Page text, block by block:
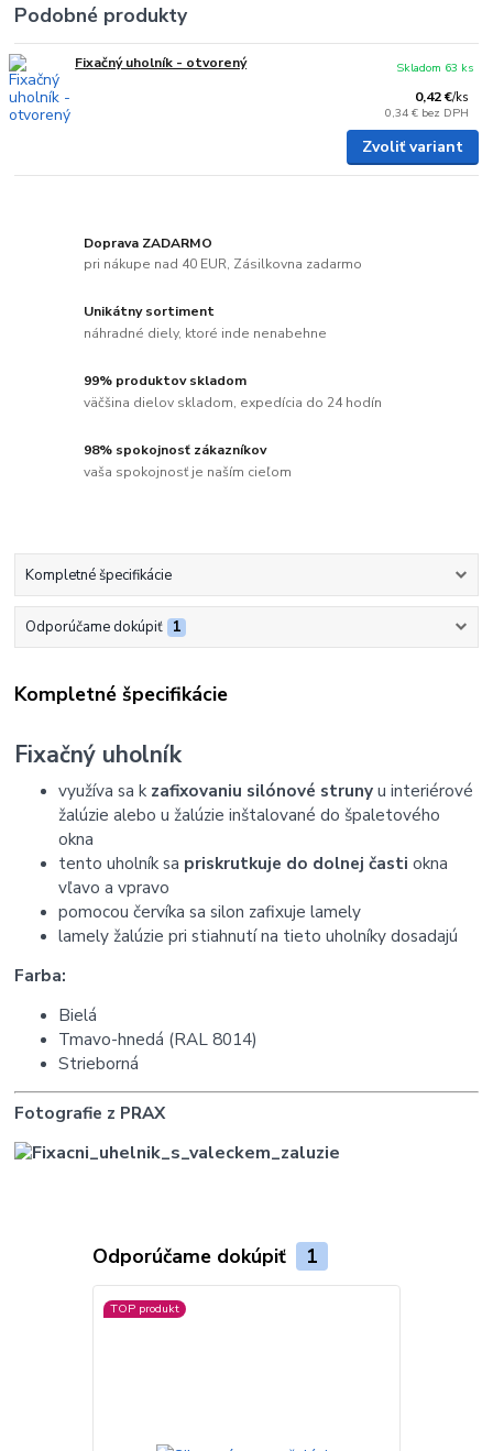
Podobné produkty
Fixačný uholník - otvorený
0,42 €/ks
0,34 € bez DPH
Skladom 63 ks
Zvoliť variant
Doprava ZADARMO
pri nákupe nad 40 EUR, Zásilkovna zadarmo
Unikátny sortiment
náhradné diely, ktoré inde nenabehne
99% produktov skladom
väčšina dielov skladom, expedícia do 24 hodín
98% spokojnosť zákazníkov
vaša spokojnosť je naším cieľom
Kompletné špecifikácie
Odporúčame dokúpiť 1
Kompletné špecifikácie
Fixačný uholník
využíva sa k zafixovaniu silónové strunyu interiérové ​​
žalúzie alebo u žalúzie inštalované do špaletového
okna
tento uholník sa priskrutkuje do dolnej častiokna
vľavo a vpravo
pomocou červíka sa silon zafixuje lamely
lamely žalúzie pri stiahnutí na tieto uholníky dosadajú
Farba:
Bielá
Tmavo-hnedá (RAL 8014)
Strieborná
Fotografie z PRAX
Odporúčame dokúpiť 1
TOP produkt